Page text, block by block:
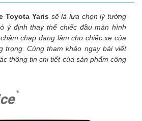
Toyota Yaris sẽ là lựa chọn lý tưởng
ý định thay thế chiếc đầu màn hình
chạp đang làm cho chiếc xe của
trọng. Cùng tham khảo ngay bài viết
thông tin chi tiết của sản phẩm công